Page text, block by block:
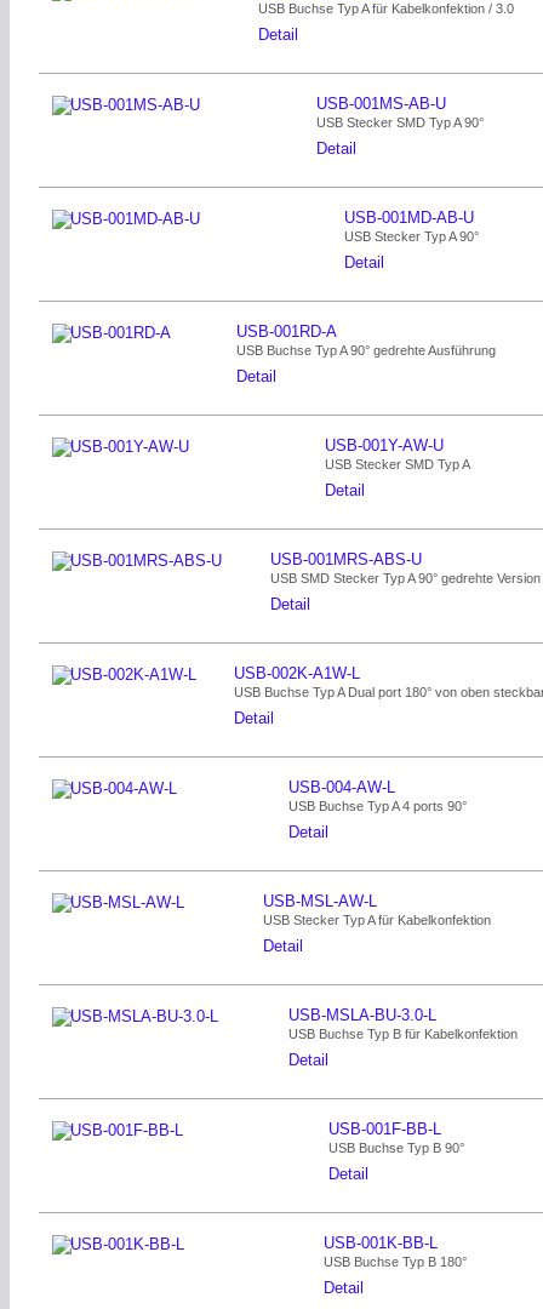
USB Buchse Typ A für Kabelkonfektion / 3.0
Detail
USB-001MS-AB-U
USB Stecker SMD Typ A 90°
Detail
USB-001MD-AB-U
USB Stecker Typ A 90°
Detail
USB-001RD-A
USB Buchse Typ A 90° gedrehte Ausführung
Detail
USB-001Y-AW-U
USB Stecker SMD Typ A
Detail
USB-001MRS-ABS-U
USB SMD Stecker Typ A 90° gedrehte Version
Detail
USB-002K-A1W-L
USB Buchse Typ A Dual port 180° von oben
Detail
USB-004-AW-L
USB Buchse Typ A 4 ports 90°
Detail
USB-MSL-AW-L
USB Stecker Typ A für Kabelkonfektion
Detail
USB-MSLA-BU-3.0-L
USB Buchse Typ B für Kabelkonfektion
Detail
USB-001F-BB-L
USB Buchse Typ B 90°
Detail
USB-001K-BB-L
USB Buchse Typ B 180°
Detail